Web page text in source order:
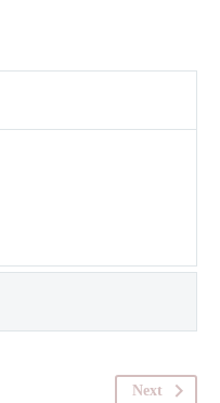
Next